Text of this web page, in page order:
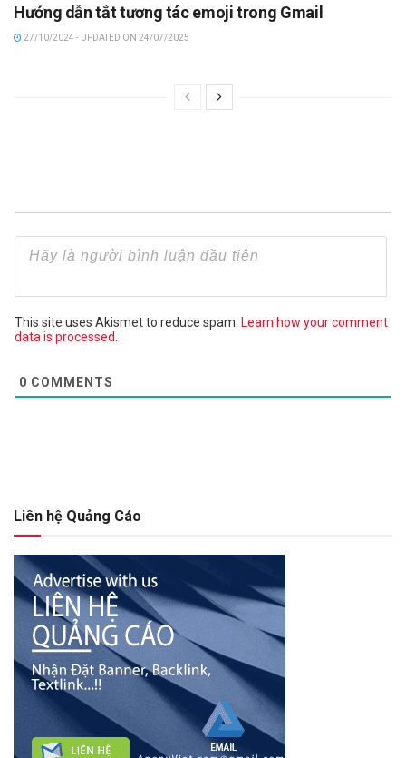
Hướng dẫn tắt tương tác emoji trong Gmail
27/10/2024 - UPDATED ON 24/07/2025
This site uses Akismet to reduce spam. Learn how your comment
data is processed.
0 COMMENTS
Liên hệ Quảng Cáo